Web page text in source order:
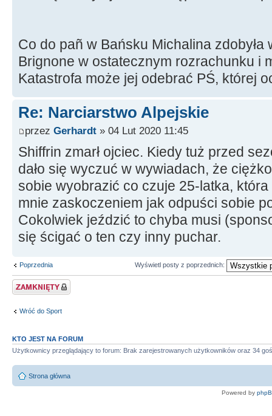
Co do pañ w Bańsku Michalina zdobyła
Brignone w ostatecznym rozrachunku i
Katastrofa może jej odebrać PŚ, której
Re: Narciarstwo Alpejskie
przez Gerhardt » 04 Lut 2020 11:45
Shiffrin zmarł ojciec. Kiedy tuż przed
dało się wyczuć w wywiadach, że
sobie wyobrazić co czuje 25-latka, która
mnie zaskoczeniem jak odpuści sobie
Cokolwiek jeździć to chyba musi
się ścigać o ten czy inny puchar.
Poprzednia Wyświetl posty z poprzednich:
Zablokowany temat
Wróć do Sport
KTO JEST NA FORUM
Użytkownicy przeglądający to forum: Brak zarejestrowanych użytkowników oraz 34
Strona główna
Powered by